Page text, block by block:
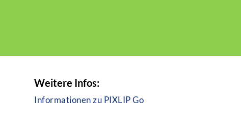
Weitere Infos:
Informationen zu PIXLIP Go